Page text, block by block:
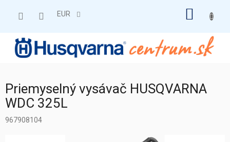
EUR
Priemyselný vysávač HUSQVARNA
WDC 325L
967908104